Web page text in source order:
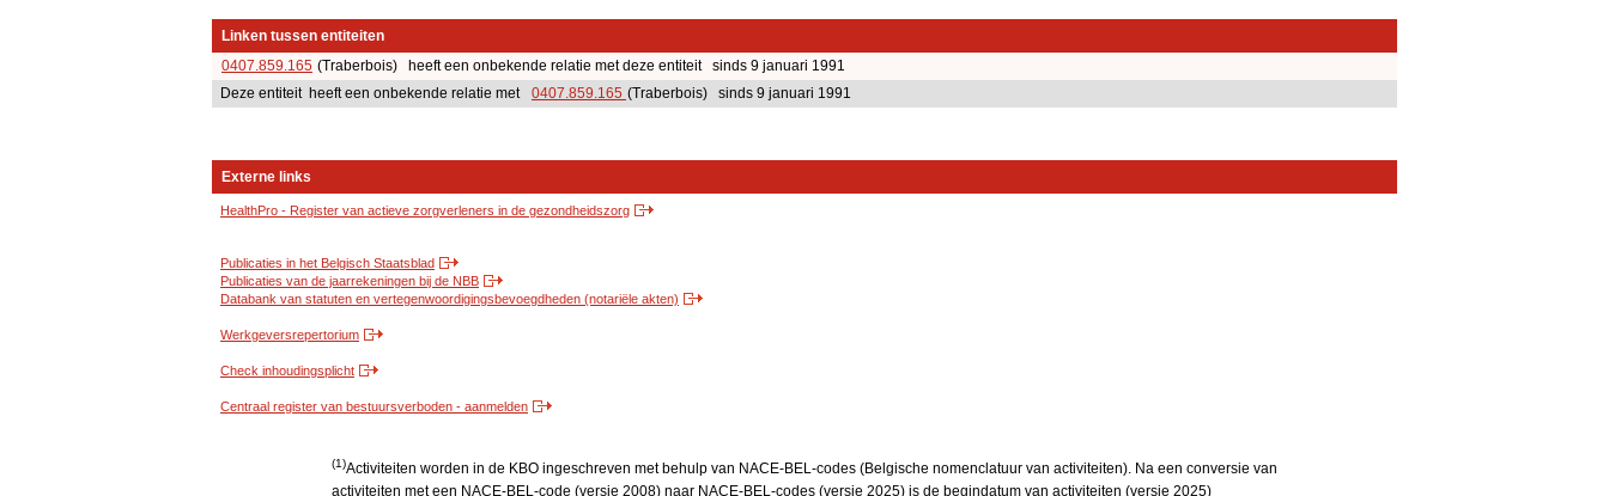
Linken tussen entiteiten
0407.859.165 (Traberbois) heeft een onbekende relatie met deze entiteit sinds 9 januari 1991
Deze entiteit heeft een onbekende relatie met 0407.859.165 (Traberbois) sinds 9 januari 1991
Externe links
HealthPro - Register van actieve zorgverleners in de gezondheidszorg
Publicaties in het Belgisch Staatsblad
Publicaties van de jaarrekeningen bij de NBB
Databank van statuten en vertegenwoordigingsbevoegdheden (notariële akten)
Werkgeversrepertorium
Check inhoudingsplicht
Centraal register van bestuursverboden - aanmelden
(1)Activiteiten worden in de KBO ingeschreven met behulp van NACE-BEL-codes (Belgische nomenclatuur van activiteiten). Na een conversie van
activiteiten met een NACE-BEL-code (versie 2008) naar NACE-BEL-codes (versie 2025) is de begindatum van activiteiten (versie 2025)